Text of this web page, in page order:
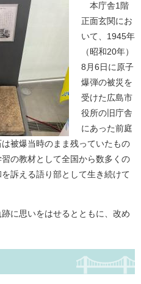
本庁舎1階
正面玄関にお
いて、1945年
（昭和20年）
8月6日に原子
爆弾の被災を
受けた広島市
役所の旧庁舎
にあった前庭
被爆当時のまま残っていたもの
の教材として全国から数多くの
訴える語り部として生き続けて
に思いをはせるとともに、改め